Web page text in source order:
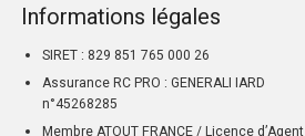
Informations légales
SIRET : 829 851 765 000 26
Assurance RC PRO : GENERALI IARD
n°45268285
Membre ATOUT FRANCE / Licence d’Agent